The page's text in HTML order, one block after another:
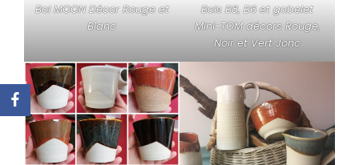
Bol MOON Décor Rouge et
Blanc
Bols B8, B6 et gobelet
Mini-TOM décors Rouge,
Noir et Vert Jonc